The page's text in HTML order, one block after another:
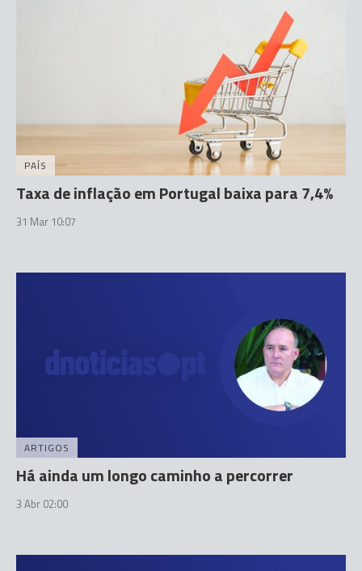
PAÍS
Taxa de inflação em Portugal baixa para 7,4%
31 Mar 10:07
ARTIGOS
Há ainda um longo caminho a percorrer
3 Abr 02:00